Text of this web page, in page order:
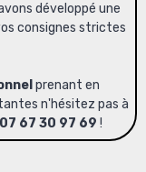
développé une
consignes strictes
prenant en
n'hésitez pas à
07 67 30 97 69 !